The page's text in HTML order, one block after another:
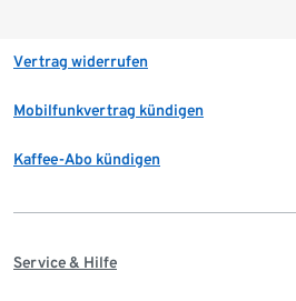
Vertrag widerrufen
Mobilfunkvertrag kündigen
Kaffee-Abo kündigen
Service & Hilfe